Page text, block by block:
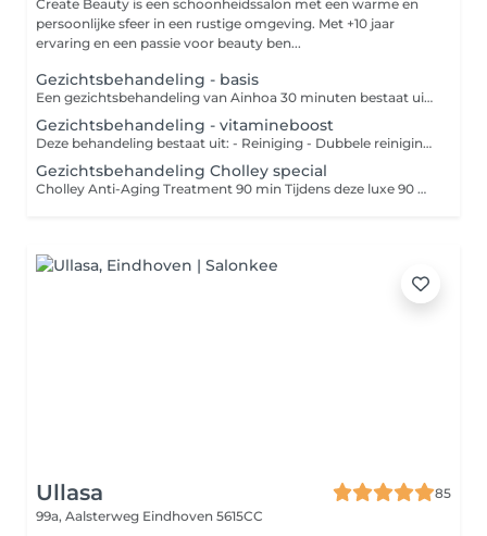
Create Beauty is een schoonheidssalon met een warme en
persoonlijke sfeer in een rustige omgeving. Met +10 jaar
ervaring en een passie voor beauty ben...
Gezichtsbehandeling - basis
Een gezichtsbehandeling van Ainhoa 30 minuten bestaat uit: - Reiniging - Dubbele reiniging - Scrub - Onzuiverheden verwijderen - Masker - Dagverzorging naar huidtype - Advies Een gezichtsbehandeling van Ainhoa 60 minuten bestaat uit: - Reiniging - Dubbele reiniging - Scrub - Onzuiverheden verwijderen - Epileren - Masker -Massage - Oogzone verzorging - Dagverzorging naar huidtype - Advies Een gezichtsbehandeling van Ainhoa 90 minuten bestaat uit: - Reiniging - Dubbele reiniging - Peeling - Onzuiverheden verwijderen - Wenkbrauwen epileren - Rug Massage - Masker - Oogzone verzorging - Dagverzorging naar huidtype - Advies - BAIMS makeup touch up - Marc Inbane Spraytan
Gezichtsbehandeling - vitamineboost
Deze behandeling bestaat uit: - Reiniging - Dubbele reiniging - Onzuiverheden verwijderen - Epileren - Vliesmasker - Ampul - Massage - Massage Cupping - Huidverbeterende massage tool - Dagverzorging naar huidtype - Advies -Marc Inbane Spray tan
Gezichtsbehandeling Cholley special
Cholley Anti-Aging Treatment 90 min Tijdens deze luxe 90 minuten durende anti-aging behandeling staat huidverbetering centraal. De behandeling begint met een dieptereiniging en voorbereiding van de huid, waarna gespecialiseerde Cholley producten worden aangebracht die gericht zijn op collageenstimulatie, hydratatie en herstel. Door middel van speciale tools en intensief werkende serums worden de actieve ingrediënten diep in de huid gebracht voor een maximaal resultaat. Een luxe huidverbeterende gezichtsbehandeling met het high-end Zwitserse merk Cholley. Deze behandeling focust op huidverjonging, versteviging en intensief herstel door middel van actieve ingrediënten, speciale tools, diepwerkende maskers en LED-lichttherapie. De huid wordt zichtbaar gladder, steviger en stralender. Ideaal bij huidveroudering, verslapping, fijne lijntjes en een doffe teint. incl Marc Inbane facial spray tan Infrarood Light thearpie Liroma Light therapie Collagen eye pads Skin scrubber Epileren of waxen Verven Advies
Ullasa
85
99a, Aalsterweg Eindhoven 5615CC